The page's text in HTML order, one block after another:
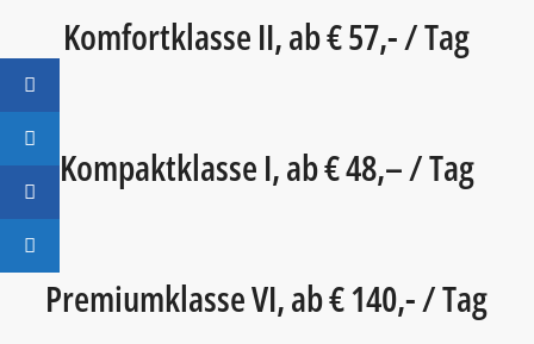
Komfortklasse II, ab € 57,- / Tag
Kompaktklasse I, ab € 48,– / Tag
Premiumklasse VI, ab € 140,- / Tag